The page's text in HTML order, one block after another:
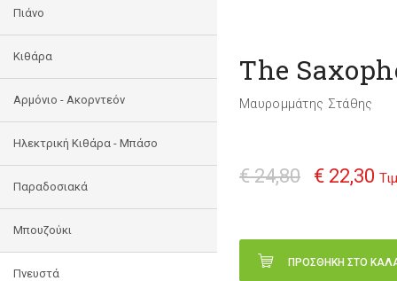
Πιάνο
Κιθάρα
Αρμόνιο - Ακορντεόν
Ηλεκτρική Κιθάρα - Μπάσο
Παραδοσιακά
Μπουζούκι
Πνευστά
The
Μαυρομμάτης Στάθης
€ 24,80 € 22,30
ΠΡΟΣΘΗΚΗ ΣΤΟ